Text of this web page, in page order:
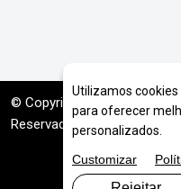
© Copyright 2026. DIVIA
Reservados
Utilizamos
para oferecer
personalizados.
Customizar